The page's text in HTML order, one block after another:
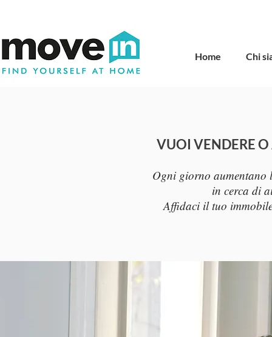
Home Chi
VUOI VENDERE
Ogni giorno aumentano
in cerca di
Affidaci il tuo